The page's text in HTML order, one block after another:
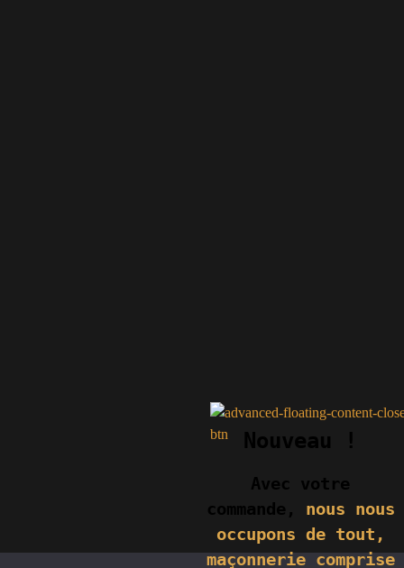
Nouveau !
Avec votre
commande, nous nous
occupons de tout,
maçonnerie comprise